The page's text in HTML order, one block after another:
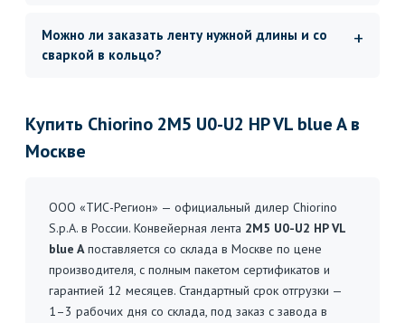
Можно ли заказать ленту нужной длины и со
сваркой в кольцо?
Купить Chiorino 2M5 U0-U2 HP VL blue A в
Москве
ООО «ТИС-Регион» — официальный дилер Chiorino
S.p.A. в России. Конвейерная лента 2M5 U0-U2 HP VL
blue Aпоставляется со склада в Москве по цене
производителя, с полным пакетом сертификатов и
гарантией 12 месяцев. Стандартный срок отгрузки —
1–3 рабочих дня со склада, под заказ с завода в